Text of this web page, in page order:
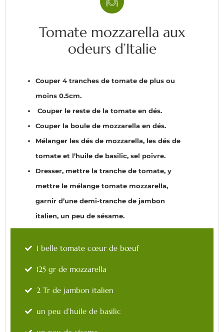
Tomate mozzarella aux
odeurs d’Italie
Couper 4 tranches de tomate de plus ou
moins 0.5cm.
Couper le reste de la tomate en dés.
Couper la boule de mozzarella en dés.
Mélanger les dés de mozzarella, les dés de
tomate et l’huile de basilic, sel poivre.
Dresser, mettre la tranche de tomate, y
mettre le mélange tomate mozzarella,
garnir d’une demi-tranche de jambon
italien, un peu de sésame.
1 belle tomate cœur de bœuf
125 gr de mozzarella
2 Tr de jambon italien
un peu d’huile de basilic